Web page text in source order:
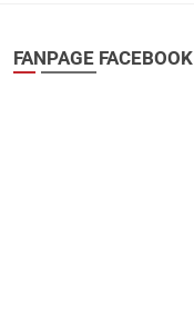
FANPAGE FACEBOOK